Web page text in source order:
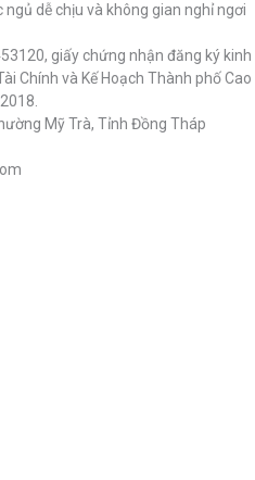
dễ chịu và không gian nghỉ ngơi
giấy chứng nhận đăng ký kinh
Chính và Kế Hoạch Thành phố Cao
Mỹ Trà, Tỉnh Đồng Tháp